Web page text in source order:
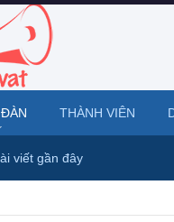
viết gần đây
THÀNH VIÊN